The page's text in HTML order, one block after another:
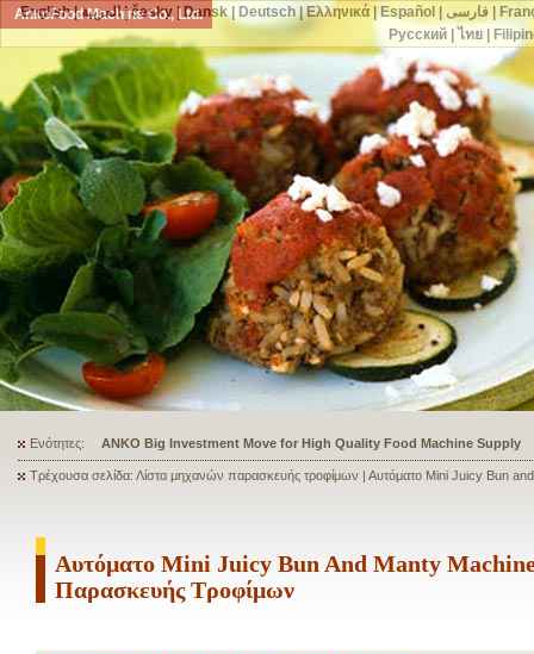
AnkoFood Machine Co., Ltd.
Ενότητες: ANKO's Food Processing Equipment Assists a Shoe Seller to Start
Τρέχουσα σελίδα: Λίστα μηχανών παρασκευής τροφίμων | Αυτόματο Mini Juicy Bun
Αυτόματο Mini Juicy Bun And Manty
Παρασκευής Τροφίμων
English|العربية|česky| Dansk| Deutsch|Ελληνικά|Español فارسی|
Русский| ไทย|